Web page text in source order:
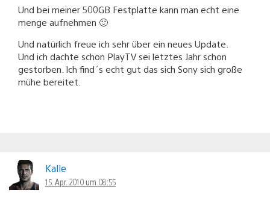
Und bei meiner 500GB Festplatte kann man echt eine
menge aufnehmen 🙂
Und natürlich freue ich sehr über ein neues Update.
Und ich dachte schon PlayTV sei letztes Jahr schon
gestorben. Ich find´s echt gut das sich Sony sich große
mühe bereitet.
Kalle
15. Apr. 2010 um 08:55